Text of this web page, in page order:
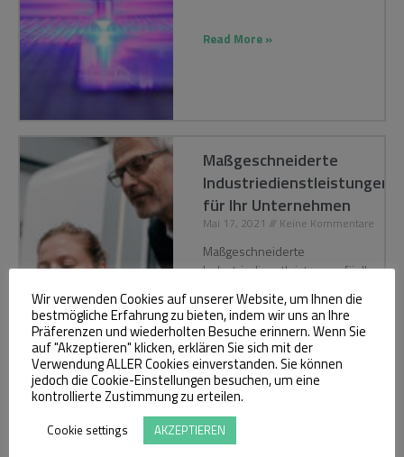
Read More »
Maßgeschneiderte
Industriedienstleistungen
für Ihr Unternehmen
Mai 17, 2021 Keine Kommentare
Maßgeschneiderte
Industriedienstleistungen für Ihr
umfassendes Portfolio an
Read More »
Wir verwenden Cookies auf unserer Website, um Ihnen die
bestmögliche Erfahrung zu bieten, indem wir uns an Ihre
Präferenzen und wiederholten Besuche erinnern. Wenn Sie
auf "Akzeptieren" klicken, erklären Sie sich mit der
Verwendung ALLER Cookies einverstanden. Sie können
jedoch die Cookie-Einstellungen besuchen, um eine
kontrollierte Zustimmung zu erteilen.
Cookie settings AKZEPTIEREN